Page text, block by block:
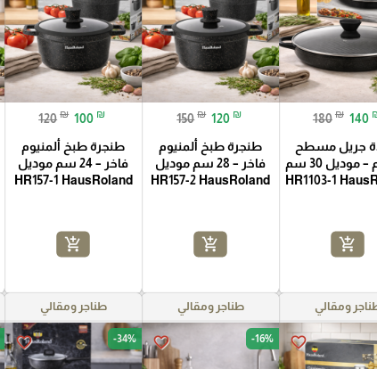
180 ₪ 140
جريل مسطح
ألمنيوم – موديل 30 سم
HR1103-1
add_shopping_cart
150 ₪ 120 ₪
طنجرة طبخ ألمنيوم
فاخر – 28 سم موديل
HR157-2 HausRoland
add_shopping_cart
120 ₪ 100 ₪
طنجرة طبخ ألمنيوم
فاخر – 24 سم موديل
HR157-1 HausRoland
add_shopping_cart
ومقالي
favorite_border
طناجر ومقالي
favorite_border -16%
طناجر ومقالي
favorite_border -34%